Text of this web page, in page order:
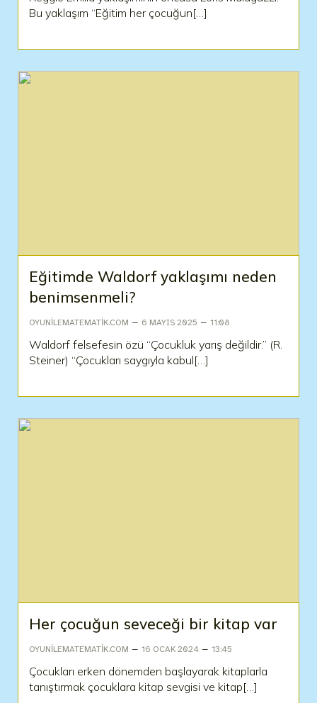
Bu yaklaşım “Eğitim her çocuğun[…]
Eğitimde Waldorf yaklaşımı neden
benimsenmeli?
OYUNILEMATEMATIK.COM – 6 MAYIS 2025 – 11:08
Waldorf felsefesin özü “Çocukluk yarış değildir.” (R.
Steiner) “Çocukları saygıyla kabul[…]
Her çocuğun seveceği bir kitap var
OYUNILEMATEMATIK.COM – 16 OCAK 2024 – 13:45
Çocukları erken dönemden başlayarak kitaplarla
tanıştırmak çocuklara kitap sevgisi ve kitap[…]